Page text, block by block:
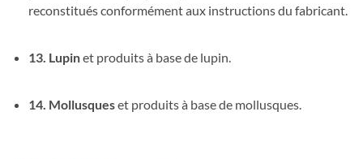
reconstitués conformément aux instructions du fabricant.
13. Lupinet produits à base de lupin.
14. Mollusqueset produits à base de mollusques.